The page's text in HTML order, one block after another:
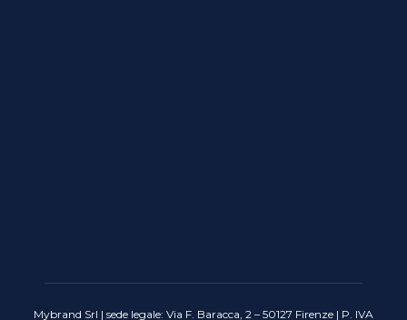
Mybrand Srl | sede legale: Via F. Baracca, 2 – 50127 Firenze | P. IVA